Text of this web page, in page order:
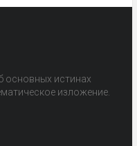
основных истинах
изложение.